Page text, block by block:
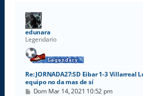
edunara
Legendario
Re: JORNADA27:SD Eibar 1-3 Villarreal
equipo no da mas de sí
M
Dom Mar 14, 2021 10:52 pm